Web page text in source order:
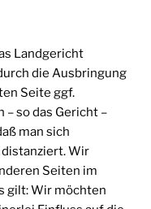
Landgericht
die Ausbringung
Seite ggf.
so das Gericht –
man sich
Wir
Seiten im
gilt: Wir möchten